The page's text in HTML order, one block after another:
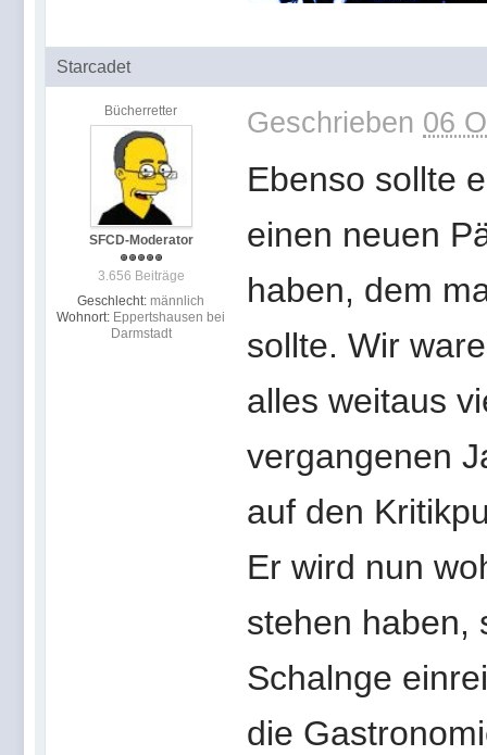
Starcadet
Bücherretter
SFCD-Moderator
3.656 Beiträge
Geschlecht: männlich
Wohnort: Eppertshausen bei
Darmstadt
Geschrieben 06
Ebenso sollte
einen neuen
haben, dem
sollte. Wir
alles weitaus
vergangenen
auf den
Er wird nun
stehen haben,
Schalnge
die